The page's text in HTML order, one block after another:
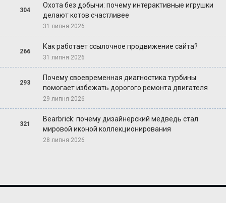
304
Охота без добычи: почему интерактивные игрушки
делают котов счастливее
31 липня 2026
266
Как работает ссылочное продвижение сайта?
31 липня 2026
293
Почему своевременная диагностика турбины
помогает избежать дорогого ремонта двигателя
29 липня 2026
321
Bearbrick: почему дизайнерский медведь стал
мировой иконой коллекционирования
28 липня 2026